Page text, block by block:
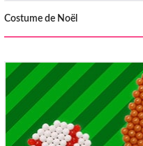
Costume de Noël